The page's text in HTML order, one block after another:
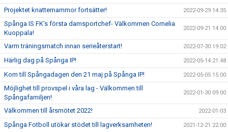
Projektet knattemammor fortsätter! 2022-09-29 14:35
Spånga IS FK’s första damsportchef- Välkommen Cornelia
Kuoppala!
2022-09-21 14:00
Varm träningsmatch innan serieåterstart! 2022-07-30 19:02
Härlig dag på Spånga IP! 2022-05-14 21:48
Kom till Spångadagen den 21 maj på Spånga IP! 2022-05-05 15:00
Möjlighet till provspel i våra lag - Välkommen till
Spångafamiljen!
2022-01-30 09:00
Välkommen till årsmötet 2022! 2022-01-03
Spånga Fotboll utökar stödet till lagverksamheten! 2021-12-21 22:00